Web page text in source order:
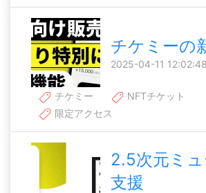
チケミーの
2025-04-11 12:02:48
チケミー
NFTチケット
限定アクセス
2.5次元ミ
支援